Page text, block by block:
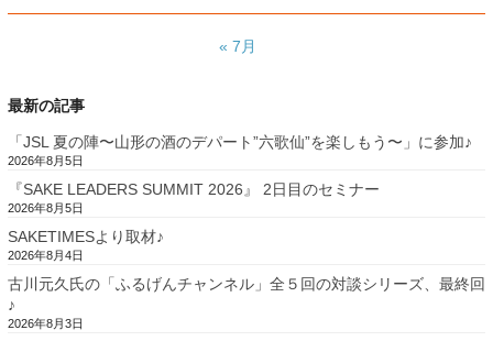
« 7月
最新の記事
「JSL 夏の陣〜山形の酒のデパート”六歌仙”を楽しもう〜」に参加♪
2026年8月5日
『SAKE LEADERS SUMMIT 2026』 2日目のセミナー
2026年8月5日
SAKETIMESより取材♪
2026年8月4日
古川元久氏の「ふるげんチャンネル」全５回の対談シリーズ、最終回
♪
2026年8月3日